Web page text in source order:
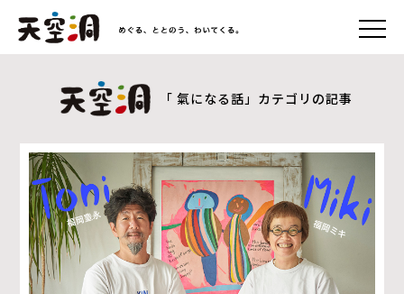
「 氣になる話」カテゴリの記事